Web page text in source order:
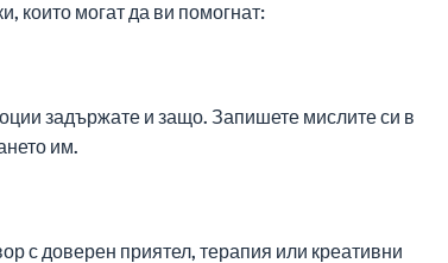
които могат да ви помогнат:
задържате и защо. Запишете мислите си в
им.
с доверен приятел, терапия или креативни